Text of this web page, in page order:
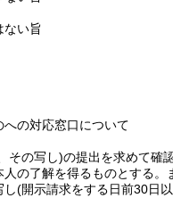
ない旨
の対応窓口について
その写し)の提出を求めて確
の了解を得るものとする
し(開示請求をする日前30日